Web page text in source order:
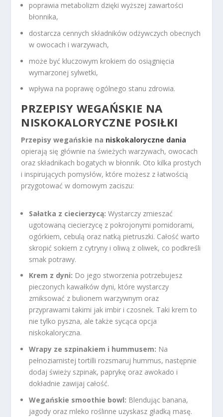
poprawia metabolizm dzięki wyższej zawartości
błonnika,
dostarcza cennych składników odżywczych obecnych
w owocach i warzywach,
może być kluczowym krokiem do osiągnięcia
wymarzonej sylwetki,
wpływa na poprawę ogólnego stanu zdrowia.
PRZEPISY WEGAŃSKIE NA
NISKOKALORYCZNE POSIŁKI
Przepisy wegańskie na niskokaloryczne dania
opierają się głównie na świeżych warzywach, owocach
oraz składnikach bogatych w błonnik. Oto kilka prostych
i inspirujących pomysłów, które możesz z łatwością
przygotować w domowym zaciszu:
Sałatka z ciecierzycą: Wystarczy zmieszać
ugotowaną ciecierzycę z pokrojonymi pomidorami,
ogórkiem, cebulą oraz natką pietruszki. Całość warto
skropić sokiem z cytryny i oliwą z oliwek, co podkreśli
smak potrawy.
Krem z dyni: Do jego stworzenia potrzebujesz
pieczonych kawałków dyni, które wystarczy
zmiksować z bulionem warzywnym oraz
przyprawami takimi jak imbir i czosnek. Taki krem to
nie tylko pyszna, ale także sycąca opcja
niskokaloryczna.
Wrapy ze szpinakiem i hummusem: Na
pełnoziarnistej tortilli rozsmaruj hummus, następnie
dodaj świeży szpinak, paprykę oraz awokado i
dokładnie zawijaj całość.
Wegańskie smoothie bowl: Blendując banana,
jagody oraz mleko roślinne uzyskasz gładką masę.